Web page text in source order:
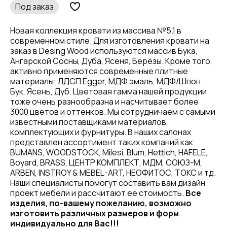
Под заказ
Новая коллекция кровати из массива №5.1 в
современном стиле. Для изготовления кровати на
заказ в Desing Wood используются массив Бука,
Ангарской Сосны, Дуба, Ясеня, Берёзы. Кроме того,
активно применяются современные плитные
материалы: ЛДСП Egger, МДФ эмаль, МДФ/Шпон
Бук, Ясень, Дуб. Цветовая гамма нашей продукции
тоже очень разнообразна и насчитывает более
3000 цветов и оттенков. Мы сотрудничаем с самыми
известными поставщиками материалов,
комплектующих и фурнитуры. В наших салонах
представлен ассортимент таких компаний как
BUMANS, WOODSTOCK, Milesi, Blum, Hettich, HAFELE,
Boyard, BRASS, ЦЕНТР КОМПЛЕКТ, МДМ, СОЮЗ-М,
ARBEN, INSTROY & MEBEL-ART, НЕОФИТОС, ТОКС и тд.
Наши специалисты помогут составить вам дизайн
проект мебели и рассчитают ее стоимость. Все
изделия, по-вашему пожеланию, возможно
изготовить различных размеров и форм
индивидуально для Вас!!!